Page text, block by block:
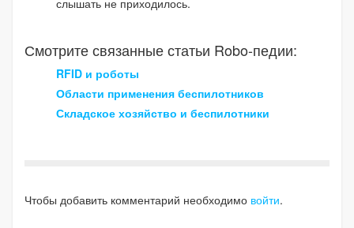
слышать не приходилось.
Смотрите связанные статьи Robo-педии:
RFID и роботы
Области применения беспилотников
Складское хозяйство и беспилотники
Чтобы добавить комментарий необходимо войти.